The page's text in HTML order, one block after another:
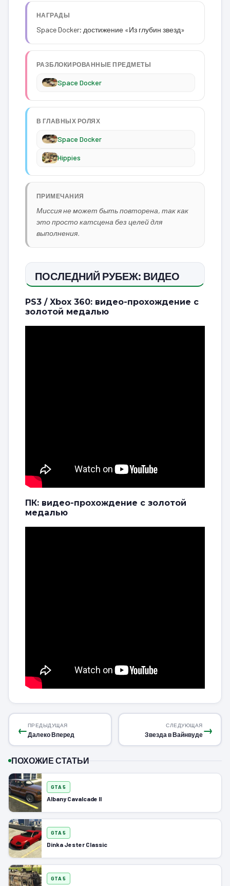
НАГРАДЫ
Space Docker; достижение «Из глубин звезд»
РАЗБЛОКИРОВАННЫЕ ПРЕДМЕТЫ
Space Docker
В ГЛАВНЫХ РОЛЯХ
Space Docker
Hippies
ПРИМЕЧАНИЯ
Миссия не может быть повторена, так как
это просто катсцена без целей для
выполнения.
ПОСЛЕДНИЙ РУБЕЖ: ВИДЕО
PS3 / Xbox 360: видео-прохождение с
золотой медалью
ПК: видео-прохождение с золотой
медалью
←ПРЕДЫДУЩАЯ
Далеко Вперед →
СЛЕДУЮЩАЯ
Звезда в Вайнвуде
ПОХОЖИЕ СТАТЬИ
GTA 5
Albany Cavalcade II
GTA 5
Dinka Jester Classic
GTA 5